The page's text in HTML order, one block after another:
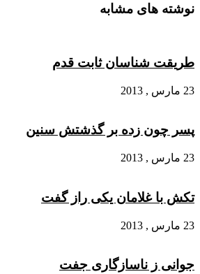
نوشته های مشابه
طریقت شناسان ثابت قدم
23 مارس , 2013
پسر چون زده بر گذشتش سنین
23 مارس , 2013
تکش با غلامان یکی راز گفت
23 مارس , 2013
جوانی ز ناسازگاری جفت